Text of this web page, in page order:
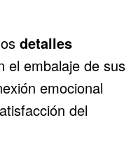
detalles
el embalaje de sus
emocional
del